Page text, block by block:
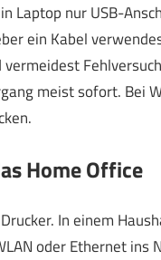
Laptop nur USB-
ein Kabel
meist sofort. Bei
Home Office
In einem
oder Ethernet ins